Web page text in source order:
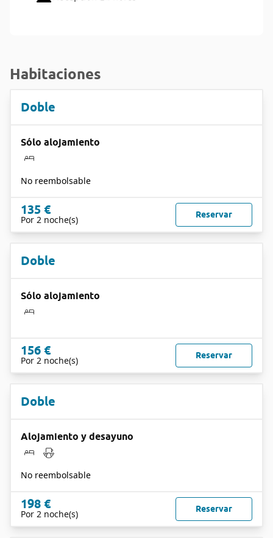
Habitaciones
Doble
Sólo alojamiento
No reembolsable
135 €
Por 2 noche(s) Reservar
Doble
Sólo alojamiento
156 €
Por 2 noche(s) Reservar
Doble
Alojamiento y desayuno
No reembolsable
198 €
Por 2 noche(s) Reservar